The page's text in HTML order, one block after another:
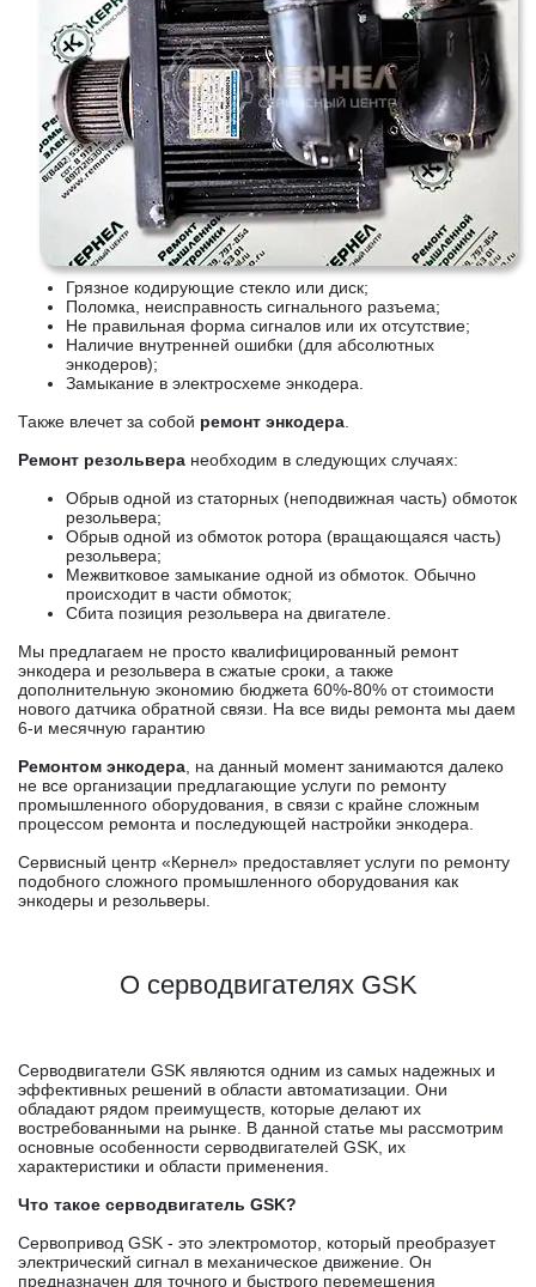
Грязное кодирующие стекло или диск;
Поломка, неисправность сигнального разъема;
Не правильная форма сигналов или их отсутствие;
Наличие внутренней ошибки (для абсолютных
энкодеров);
Замыкание в электросхеме энкодера.
Также влечет за собой ремонт энкодера
Ремонт резольвера необходим в следующих случаях:
Обрыв одной из статорных (неподвижная часть) обмоток
резольвера;
Обрыв одной из обмоток ротора (вращающаяся часть)
резольвера;
Межвитковое замыкание одной из обмоток. Обычно
происходит в части обмоток;
Сбита позиция резольвера на двигателе.
Мы предлагаем не просто квалифицированный ремонт
энкодера и резольвера в сжатые сроки, а также
дополнительную экономию бюджета 60%-80% от стоимости
нового датчика обратной связи. На все виды ремонта мы даем
6-и месячную гарантию
Ремонтом энкодера , на данный момент занимаются далеко
не все организации предлагающие услуги по ремонту
промышленного оборудования, в связи с крайне сложным
процессом ремонта и последующей настройки энкодера.
Сервисный центр «Кернел» предоставляет услуги по ремонту
подобного сложного промышленного оборудования как
энкодеры и резольверы.
О серводвигателях GSK
Серводвигатели GSK являются одним из самых надежных и
эффективных решений в области автоматизации. Они
обладают рядом преимуществ, которые делают их
востребованными на рынке. В данной статье мы рассмотрим
основные особенности серводвигателей GSK, их
характеристики и области применения.
Что такое серводвигатель GSK?
Сервопривод GSK - это электромотор, который преобразует
электрический сигнал в механическое движение. Он
предназначен для точного и быстрого перемещения